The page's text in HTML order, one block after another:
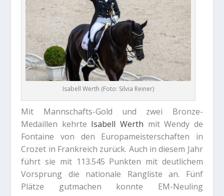
Isabell Werth (Foto: Silvia Reiner)
Mit Mannschafts-Gold und zwei Bronze-
Medaillen kehrte Isabell Werth mit Wendy de
Fontaine von den Europameisterschaften in
Crozet in Frankreich zurück. Auch in diesem Jahr
führt sie mit 113.545 Punkten mit deutlichem
Vorsprung die nationale Rangliste an. Fünf
Plätze gutmachen konnte EM-Neuling